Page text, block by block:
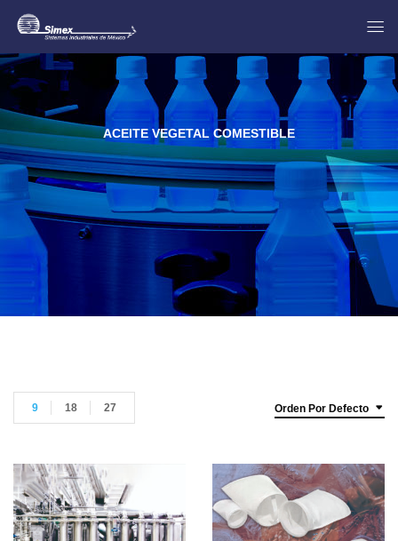
ACEITE VEGETAL COMESTIBLE
Orden Por Defecto
9 18 27